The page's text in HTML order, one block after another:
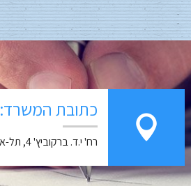
כתובת המשרד:
רח' י.ד. ברקוביץ' 4, תל-אביב